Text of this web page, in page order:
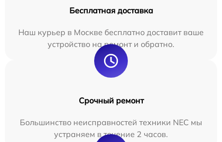
Бесплатная доставка
Наш курьер в Москве бесплатно доставит ваше
устройство на ремонт и обратно.
Срочный ремонт
Большинство неисправностей техники NEC мы
устраняем в течение 2 часов.